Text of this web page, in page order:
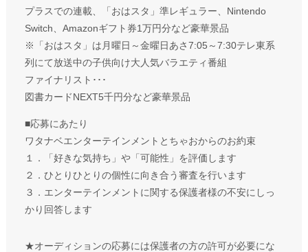
プラスでの連載、「おはスタ」準レギュラー、Nintendo
Switch、Amazonギフト券1万円分など豪華景品
※「おはスタ」は月曜日～金曜日あさ7:05～7:30テレ東系
列にて放送中の子供向け大人気バラエティ番組
ファイナリスト･･･
図書カードNEXT5千円分など豪華景品
■応募にあたり
ワタナベエンターテインメントとちゃおからのお約束
１．「好きな気持ち」や「可能性」を評価します
２．ひとりひとりの個性に向き合う審査を行います
３．エンターテインメントに関する保護者様の不安にしっ
かり回答します
★オーディションの応募には保護者の方の許可が必要にな